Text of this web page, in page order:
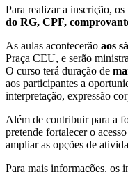
Para realizar a inscrição,
do RG, CPF,
As aulas acontecerão aos
Praça CEU, e serão
O curso terá duração de
aos participantes a
interpretação, expressão
Além de contribuir para a
pretende fortalecer o
ampliar as opções de
Para mais informações, os